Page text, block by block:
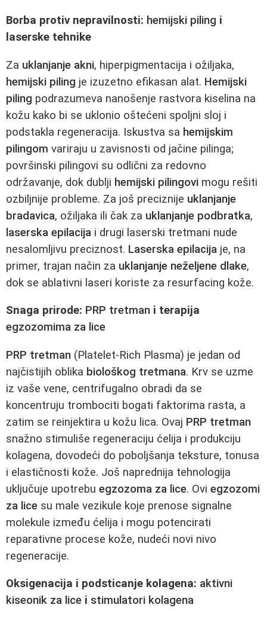
Borba protiv nepravilnosti: hemijski piling i
laserske tehnike
Za uklanjanje akni, hiperpigmentacija i ožiljaka,
hemijski piling je izuzetno efikasan alat. Hemijski
piling podrazumeva nanošenje rastvora kiselina na
kožu kako bi se uklonio oštećeni spoljni sloj i
podstakla regeneracija. Iskustva sa hemijskim
pilingom variraju u zavisnosti od jačine pilinga;
površinski pilingovi su odlični za redovno
održavanje, dok dublji hemijski pilingovi mogu rešiti
ozbiljnije probleme. Za još preciznije uklanjanje
bradavica, ožiljaka ili čak za uklanjanje podbratka,
laserska epilacija i drugi laserski tretmani nude
nesalomljivu preciznost. Laserska epilacija je, na
primer, trajan način za uklanjanje neželjene dlake,
dok se ablativni laseri koriste za resurfacing kože.
Snaga prirode: PRP tretman i terapija
egzozomima za lice
PRP tretman (Platelet-Rich Plasma) je jedan od
najčistijih oblika biološkog tretmana. Krv se uzme
iz vaše vene, centrifugalno obradi da se
koncentruju trombociti bogati faktorima rasta, a
zatim se reinjektira u kožu lica. Ovaj PRP tretman
snažno stimuliše regeneraciju ćelija i produkciju
kolagena, dovodeći do poboljšanja teksture, tonusa
i elastičnosti kože. Još naprednija tehnologija
uključuje upotrebu egzozoma za lice. Ovi egzozomi
za lice su male vezikule koje prenose signalne
molekule između ćelija i mogu potencirati
reparativne procese kože, nudeći novi nivo
regeneracije.
Oksigenacija i podsticanje kolagena: aktivni
kiseonik za lice i stimulatori kolagena